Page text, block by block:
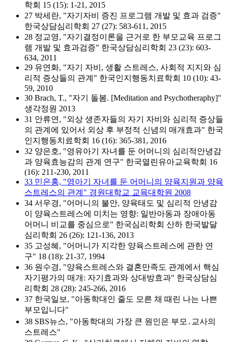
학회 15 (15): 1-21, 2015
27 박세란, "자기자비 증진 프로그램 개발 및 효과 검증"
한국상담심리학회 27 (27): 583-611, 2015
28 정교영, "자기결정이론을 근거로 한 부모교육 프로그
램 개발 및 효과검증" 한국상담심리학회 23 (23): 603-
634, 2011
29 유연화, "자기 자비, 생활 스트레스, 사회적 지지와 심
리적 증상들의 관계" 한국인지행동치료학회 10 (10): 43-
59, 2010
30 Brach, T., "자기 돌봄. [Meditation and Psychotheraphy]"
생각정원 2013
31 안류연, "외상 생존자들의 자기 자비와 심리적 증상들
의 관계에 있어서 외상 후 부정적 신념의 매개효과" 한국
인지행동치료학회 16 (16): 365-381, 2016
32 양은호, "영유아기 자녀를 둔 어머니의 심리적안녕감
과 양육효능감의 관계 연구" 한국열린유아교육학회 16
(16): 211-230, 2011
33 민은홍, "영아기 자녀를 둔 어머니의 양육지원과 양육
스트레스의 관계" 경원대학교 교육대학원 2008
34 서우경, "어머니의 불안, 양육태도 및 심리적 안녕감
이 양육스트레스에 미치는 영향: 일반아동과 장애아동
어머니 비교를 중심으로" 한국심리학회 산하 한국발달
심리학회 26 (26): 121-136, 2013
35 고성혜, "어머니가 지각한 양육스트레스에 관한 연
구" 18 (18): 21-37, 1994
36 원수경, "양육스트레스와 결혼만족도 관계에서 핵심
자기평가의 매개: 자기효과와 상대방효과" 한국상담심
리학회 28 (28): 245-266, 2016
37 한국일보, "아동학대인 줄도 모른 채 때린 나는 나쁜
부모입니다"
38 SBS뉴스, "아동학대의 가장 큰 원인은 부모․교사의
스트레스"